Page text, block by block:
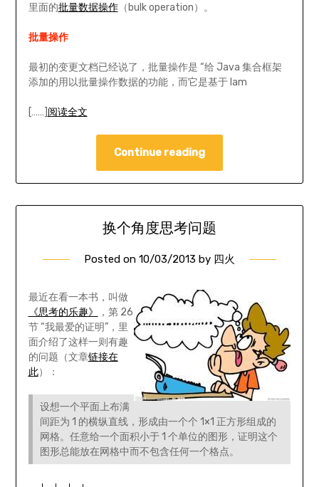
里面的批量数据操作（bulk operation）。
批量操作
最初的变更文档已经说了，批量操作是 “给 Java 集合框架
添加的用以批量操作数据的功能，而它是基于 lam
[……] 阅读全文
Continue reading
换个角度思考问题
Posted on 10/03/2013 by 四火
最近在看一本书，叫做
《思考的乐趣》
，第 26
节 “我最爱的证明”，里
面介绍了这样一则有趣
的问题（文章链接在
此）：
设想一个平面上布满
间距为 1 的横纵直线，形成由一个个 1×1 正方形组成的
网格。任意给一个面积小于 1 个单位的图形，证明这个
图形总能放在网格中而不包含任何一个格点。